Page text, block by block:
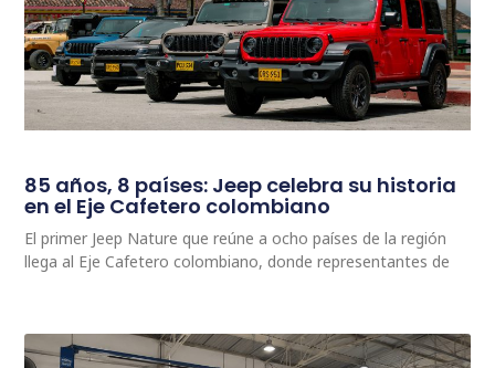
85 años, 8 países: Jeep celebra su historia
en el Eje Cafetero colombiano
El primer Jeep Nature que reúne a ocho países de la región
llega al Eje Cafetero colombiano, donde representantes de